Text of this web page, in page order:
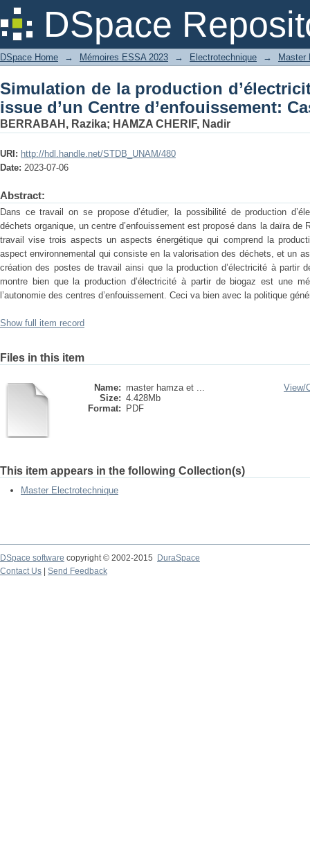
DSpace
Simulation de la production
d’enfouissement: Cas proposé Remchi
DSpace Home → Mémoires ESSA 2023 → Electrotechnique → Master
Simulation de la production
issue d’un Centre d’enfouissement:
BERRABAH, Razika; HAMZA CHERIF, Nadir
URI: http://hdl.handle.net/STDB_UNAM/480
Date: 2023-07-06
Abstract:
Dans ce travail on se propose d’étudier, la possibilité de production
déchets organique, un centre d’enfouissement est proposé dans la daïra de
travail vise trois aspects un aspects énergétique qui comprend la
aspect environnemental qui consiste en la valorisation des déchets, et un
création des postes de travail ainsi que la production d’électricité à partir
montre bien que la production d’électricité à partir de biogaz est une
l’autonomie des centres d’enfouissement. Ceci va bien avec la politique
Show full item record
Files in this item
Name: master hamza et ...
Size: 4.428Mb
Format:
PDF
View/
This item appears in the following Collection(s)
Master Electrotechnique
DSpace software copyright © 2002-2015
DuraSpace
Contact Us
Send Feedback